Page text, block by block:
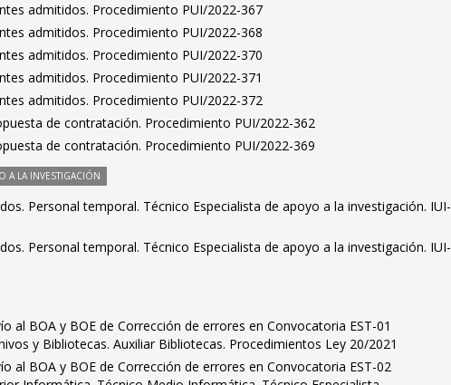
admitidos. Procedimiento PUI/2022-367
admitidos. Procedimiento PUI/2022-368
admitidos. Procedimiento PUI/2022-370
admitidos. Procedimiento PUI/2022-371
admitidos. Procedimiento PUI/2022-372
de contratación. Procedimiento PUI/2022-362
de contratación. Procedimiento PUI/2022-369
A LA INVESTIGACIÓN
Personal temporal. Técnico Especialista de apoyo a la investigación. IUI-
Personal temporal. Técnico Especialista de apoyo a la investigación. IUI-
al BOA y BOE de Corrección de errores en Convocatoria EST-01
y Bibliotecas. Auxiliar Bibliotecas. Procedimientos Ley 20/2021
al BOA y BOE de Corrección de errores en Convocatoria EST-02